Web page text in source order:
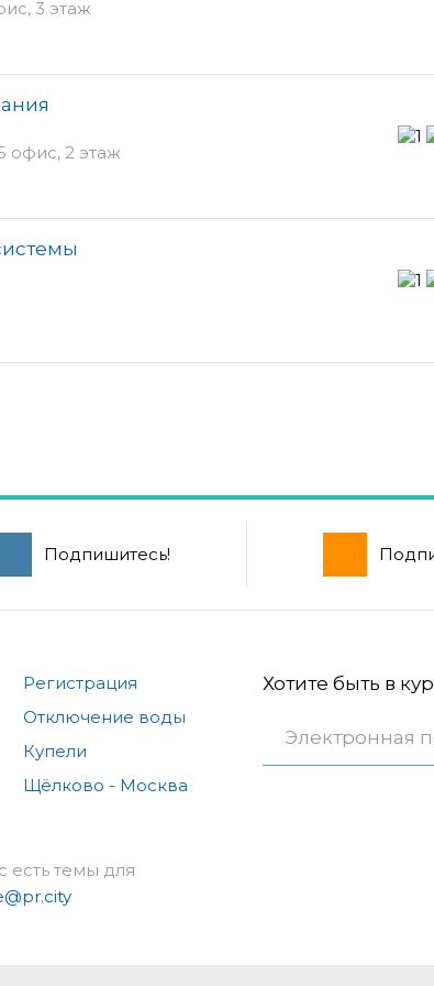
3 этаж
офис, 2 этаж
Подпишитесь!
Регистрация
Отключение воды
Купели
Щёлково - Москва
Хотите быть в
есть темы для